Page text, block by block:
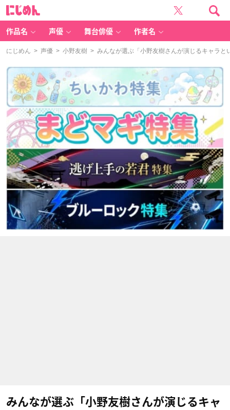
作品名 声優 舞台俳優 作者名
にじめん > 声優 > 小野友樹 > みんなが選ぶ「小野友樹さんが演じるキャラ
みんなが選ぶ「小野友樹さんが演じるキャ